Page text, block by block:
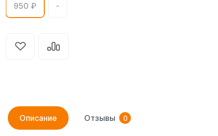
950 ₽ -
Описание Отзывы 0